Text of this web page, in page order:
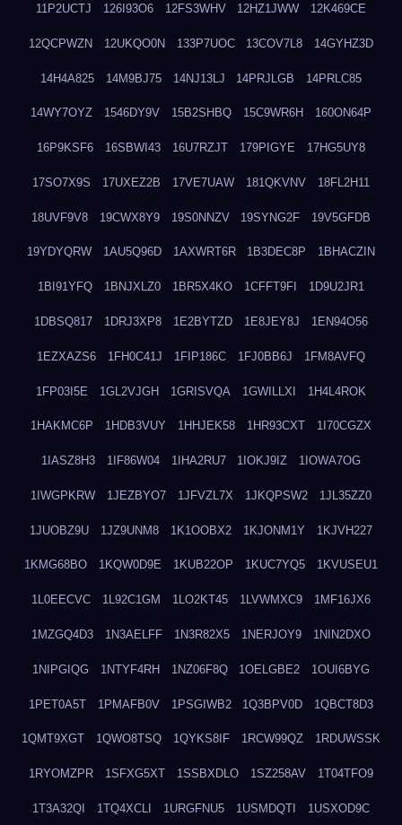
11P2UCTJ 126I93O6 12FS3WHV 12HZ1JWW 12K469CE
12QCPWZN 12UKQO0N 133P7UOC 13COV7L8 14GYHZ3D
14H4A825 14M9BJ75 14NJ13LJ 14PRJLGB 14PRLC85
14WY7OYZ 1546DY9V 15B2SHBQ 15C9WR6H 160ON64P
16P9KSF6 16SBWI43 16U7RZJT 179PIGYE 17HG5UY8
17SO7X9S 17UXEZ2B 17VE7UAW 181QKVNV 18FL2H11
18UVF9V8 19CWX8Y9 19S0NNZV 19SYNG2F 19V5GFDB
19YDYQRW 1AU5Q96D 1AXWRT6R 1B3DEC8P 1BHACZIN
1BI91YFQ 1BNJXLZ0 1BR5X4KO 1CFFT9FI 1D9U2JR1
1DBSQ817 1DRJ3XP8 1E2BYTZD 1E8JEY8J 1EN94O56
1EZXAZS6 1FH0C41J 1FIP186C 1FJ0BB6J 1FM8AVFQ
1FP03I5E 1GL2VJGH 1GRISVQA 1GWILLXI 1H4L4ROK
1HAKMC6P 1HDB3VUY 1HHJEK58 1HR93CXT 1I70CGZX
1IASZ8H3 1IF86W04 1IHA2RU7 1IOKJ9IZ 1IOWA7OG
1IWGPKRW 1JEZBYO7 1JFVZL7X 1JKQPSW2 1JL35ZZ0
1JUOBZ9U 1JZ9UNM8 1K1OOBX2 1KJONM1Y 1KJVH227
1KMG68BO 1KQW0D9E 1KUB22OP 1KUC7YQ5 1KVUSEU1
1L0EECVC 1L92C1GM 1LO2KT45 1LVWMXC9 1MF16JX6
1MZGQ4D3 1N3AELFF 1N3R82X5 1NERJOY9 1NIN2DXO
1NIPGIQG 1NTYF4RH 1NZ06F8Q 1OELGBE2 1OUI6BYG
1PET0A5T 1PMAFB0V 1PSGIWB2 1Q3BPV0D 1QBCT8D3
1QMT9XGT 1QWO8TSQ 1QYKS8IF 1RCW99QZ 1RDUWSSK
1RYOMZPR 1SFXG5XT 1SSBXDLO 1SZ258AV 1T04TFO9
1T3A32QI 1TQ4XCLI 1URGFNU5 1USMDQTI 1USXOD9C